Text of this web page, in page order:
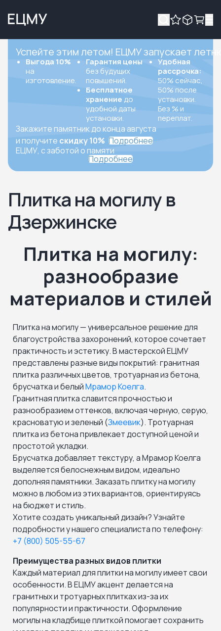
Успейте этим летом! ЕЦМУ запускает
Выгода 10%
на
изготовление.
Гарантия цены
без будущих
повышений.
Бесплатное
хранение до
удобной даты
установки.
Удобная
рассрочка:
50% сейчас,
50% после
установки.
Без % и
переплат.
Закажите памятник до конца августа
и получите скидку 10% Подробнее
ЕЦМУ, с заботой о памяти
Подробнее
Плитка на могилу в
Дзержинске
Плитка на могилу:
разнообразие
материалов и стилей
Плитка на могилу — универсальное решение для
благоустройства захоронений, которое сочетает
практичность и эстетику. В мастерской ЕЦМУ
представлены разные виды покрытий: гранитная
плитка различных цветов, тротуарная из бетона,
брусчатка и белыйМрамор Коелга.
Гранитная плитка славится прочностью и
разнообразием оттенков, включая черную, серую,
красноватую и зеленый (Змеевик). Тротуарная
плитка из бетона привлекает доступной ценой и
простотой укладки.
Брусчатка добавляет текстуру, а Мрамор Коелга
выделяется белоснежным видом, идеально
дополняя памятники. Заказать плитку на могилу
можно в любом из этих вариантов, ориентируясь
на бюджет и стиль.
Хотите создать уникальный дизайн? Узнайте
подробности у нашего специалиста по телефону:
+7 (800) 505-55-67
Преимущества разных видов плитки
Каждый материал для плитки на могилу имеет свои
особенности. В ЕЦМУ акцент делается на
гранитных и тротуарных плитках из-за их
популярности и практичности. Оформление
могилы на кладбище плиткой помогает сохранить